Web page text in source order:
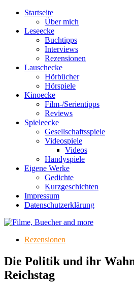
Startseite
Über mich
Leseecke
Buchtipps
Interviews
Rezensionen
Lauschecke
Hörbücher
Hörspiele
Kinoecke
Film-/Serientipps
Reviews
Spieleecke
Gesellschaftsspiele
Videospiele
Videos
Handyspiele
Eigene Werke
Gedichte
Kurzgeschichten
Impressum
Datenschutzerklärung
Rezensionen
Die Politik und ihr
Reichstag